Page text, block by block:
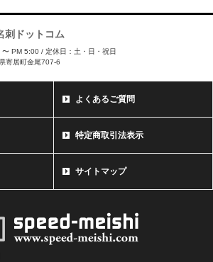
刺ドットコム
PM 5:00 / 定休日：土・日・祝日
寄居町金尾707-6
よくあるご質問
特定商取引法表示
サイトマップ